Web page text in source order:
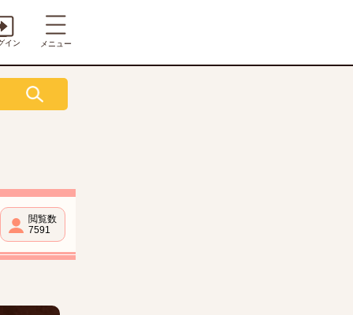
イン メニュー
閲覧数
7591